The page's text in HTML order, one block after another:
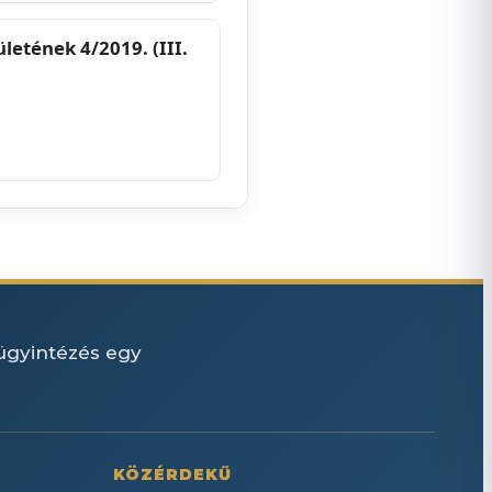
4/2019. (III.
egy
KÖZÉRDEKŰ